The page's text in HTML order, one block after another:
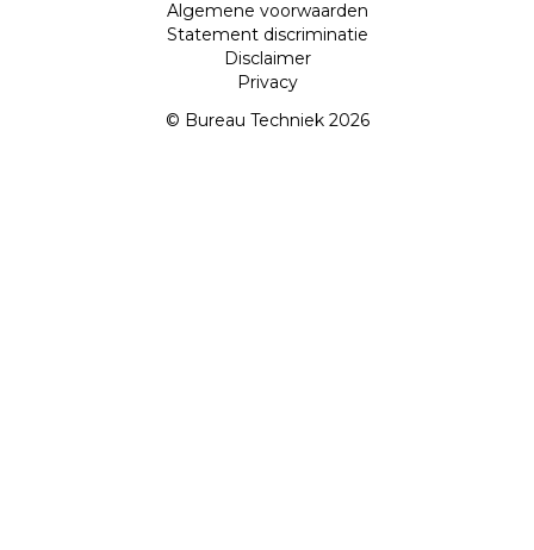
Algemene voorwaarden
Statement discriminatie
Disclaimer
Privacy
© Bureau Techniek 2026